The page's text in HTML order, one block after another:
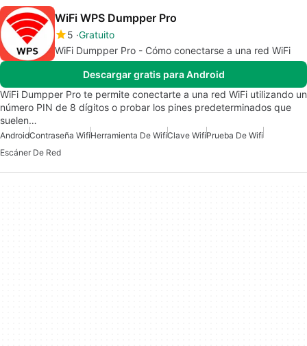
WiFi WPS Dumpper Pro
5 Gratuito
WiFi Dumpper Pro - Cómo conectarse a una red WiFi
Descargar gratis para Android
WiFi Dumpper Pro te permite conectarte a una red WiFi utilizando un
número PIN de 8 dígitos o probar los pines predeterminados que
suelen…
AndroidContraseña WifiHerramienta De WifiClave WifiPrueba De Wifi
Escáner De Red